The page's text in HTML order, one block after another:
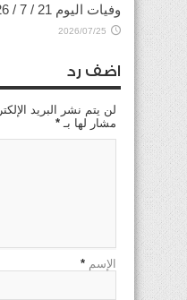
وفيات اليوم 21 / 7 / 2026
2026/07/25
اضف رد
لن يتم نشر البريد
مشار لها بـ *
الإسم *